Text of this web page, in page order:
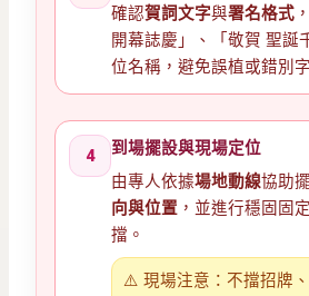
確認賀詞文字與署名格式
開幕誌慶」、「敬賀 聖誕
位名稱，避免誤植或錯別
4
到場擺設與現場定位
由專人依據場地動線協助
向與位置 ，並進行穩固固
擋。
⚠️ 現場注意：不擋招牌